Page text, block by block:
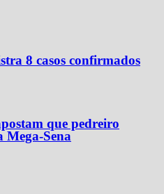
8 casos confirmados
que pedreiro
Mega-Sena